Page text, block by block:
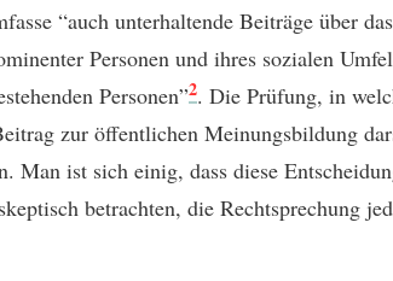
“auch unterhaltende Beiträge über das
Personen und ihres sozialen
Personen”2. Die Prüfung, in
zur öffentlichen Meinungsbildung
Man ist sich einig, dass diese
betrachten, die Rechtsprechung